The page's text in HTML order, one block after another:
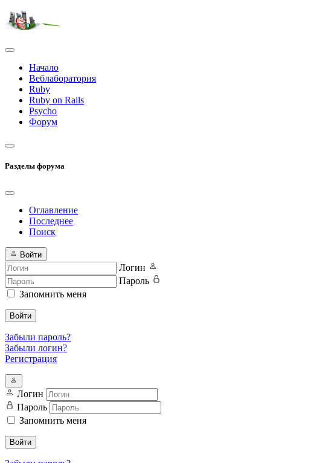
Начало
Веблаборатория
Ruby
Ruby on Rails
Psycho
Форум
Разделы форума
Оглавление
Последнее
Поиск
Войти
Логин
Пароль
Запомнить меня
Войти
Забыли пароль?
Забыли логин?
Регистрация
Логин
Пароль
Запомнить меня
Войти